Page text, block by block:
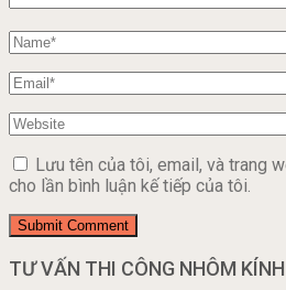
Lưu tên của tôi, email, và trang
cho lần bình luận kế tiếp của tôi.
TƯ VẤN THI CÔNG NHÔM KÍNH